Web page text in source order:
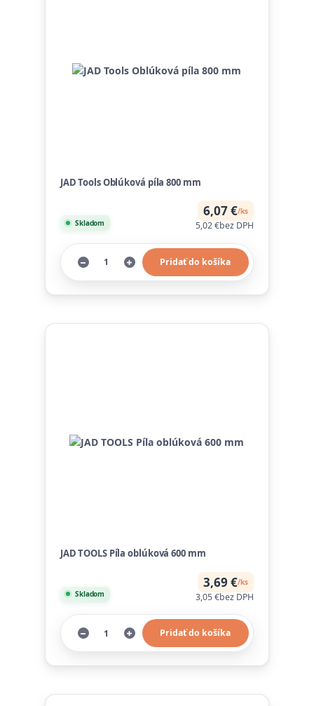
JAD Tools Oblúková píla 800 mm
6,07 €/ks
5,02 €bez DPH
Skladom
Pridať do košíka
JAD TOOLS Píla oblúková 600 mm
3,69 €/ks
3,05 €bez DPH
Skladom
Pridať do košíka